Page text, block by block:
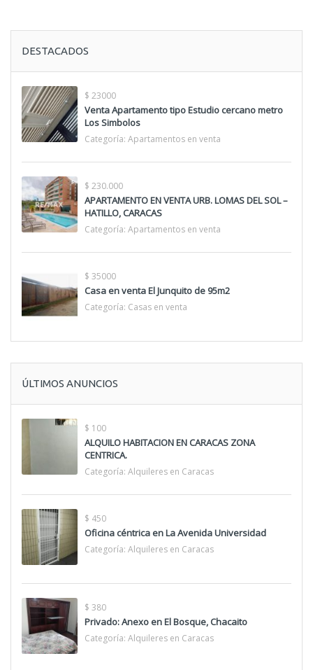
DESTACADOS
$ 23000
Venta Apartamento tipo Estudio cercano metro
Los Simbolos
Categoría: Apartamentos en venta
$ 230.000
APARTAMENTO EN VENTA URB. LOMAS DEL SOL –
HATILLO, CARACAS
Categoría: Apartamentos en venta
$ 35000
Casa en venta El Junquito de 95m2
Categoría: Casas en venta
ÚLTIMOS ANUNCIOS
$ 100
ALQUILO HABITACION EN CARACAS ZONA
CENTRICA.
Categoría: Alquileres en Caracas
$ 450
Oficina céntrica en La Avenida Universidad
Categoría: Alquileres en Caracas
$ 380
Privado: Anexo en El Bosque, Chacaito
Categoría: Alquileres en Caracas